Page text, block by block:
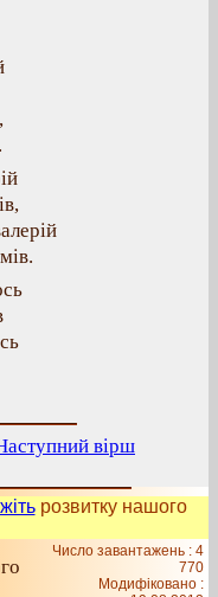
вірш
розвитку нашого
Число завантажень : 4
770
Модифіковано :